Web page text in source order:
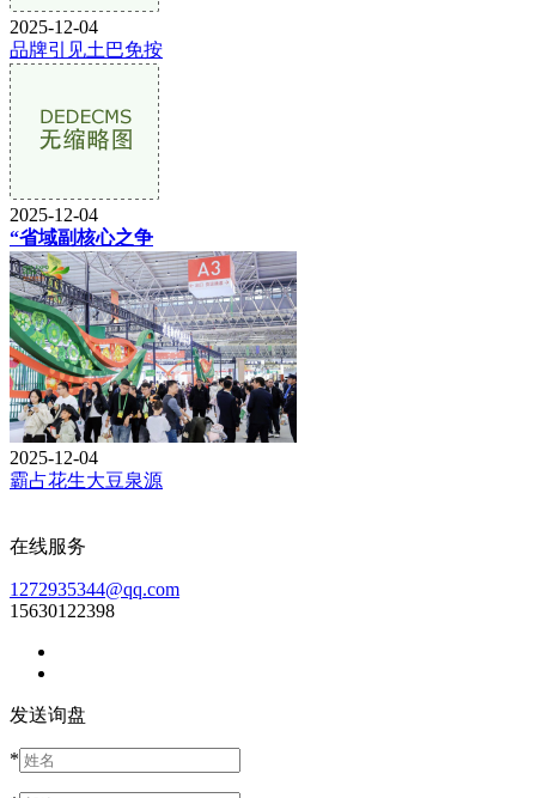
2025-12-04
品牌引见土巴免按
2025-12-04
“省域副核心之争
2025-12-04
霸占花生大豆泉源
在线服务
1272935344@qq.com
15630122398
发送询盘
*